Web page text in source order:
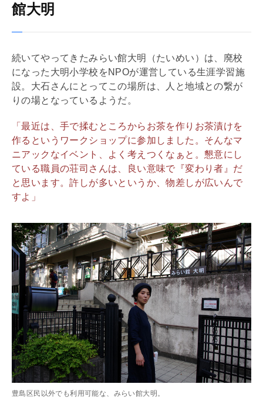
館大明
続いてやってきたみらい館大明（たいめい）は、廃校
になった大明小学校をNPOが運営している生涯学習施
設。大石さんにとってこの場所は、人と地域との繋が
りの場となっているようだ。
「最近は、手で揉むところからお茶を作りお茶漬けを
作るというワークショップに参加しました。そんなマ
ニアックなイベント、よく考えつくなぁと。懇意にし
ている職員の荘司さんは、良い意味で『変わり者』だ
と思います。許しが多いというか、物差しが広いんで
すよ」
豊島区民以外でも利用可能な、みらい館大明。